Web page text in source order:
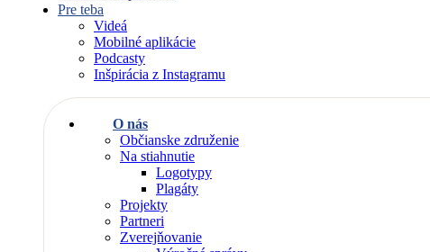
Pre teba
Videá
Mobilné aplikácie
Podcasty
Inšpirácia z Instagramu
O nás
Občianske združenie
Na stiahnutie
Logotypy
Plagáty
Projekty
Partneri
Zverejňovanie